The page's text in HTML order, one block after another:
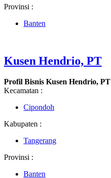
Provinsi :
Banten
Kusen Hendrio, PT
Profil Bisnis Kusen Hendrio, PT
Kecamatan :
Cipondoh
Kabupaten :
Tangerang
Provinsi :
Banten